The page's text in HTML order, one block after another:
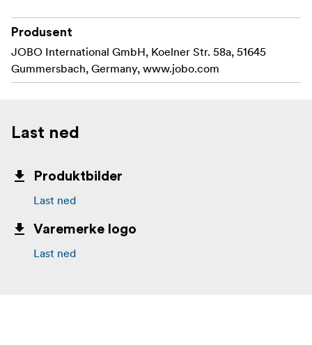
Produsent
JOBO International GmbH, Koelner Str. 58a, 51645
Gummersbach, Germany, www.jobo.com
Last ned
Produktbilder
Last ned
Varemerke logo
Last ned